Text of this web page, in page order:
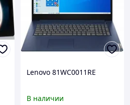
Lenovo 81WC0011RE
В наличии